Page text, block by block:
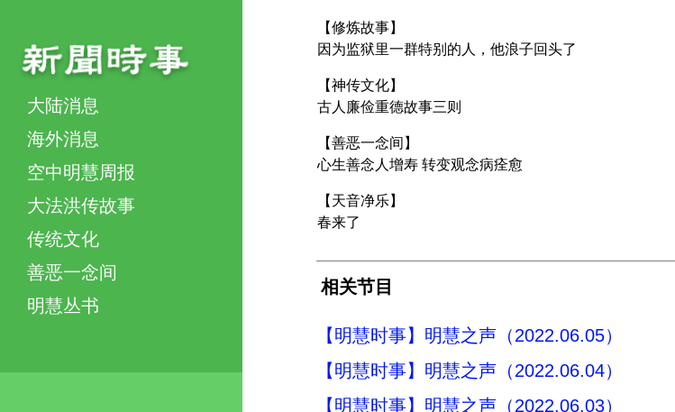
大陆消息
海外消息
空中明慧周报
大法洪传故事
传统文化
善恶一念间
明慧丛书
【修炼故事】
因为监狱里一群特别的人，他浪子回头了
【神传文化】
古人廉俭重德故事三则
【善恶一念间】
心生善念人增寿 转变观念病痊愈
【天音净乐】
春来了
相关节目
【明慧时事】明慧之声（2022.06.05）
【明慧时事】明慧之声（2022.06.04）
【明慧时事】明慧之声（2022.06.03）